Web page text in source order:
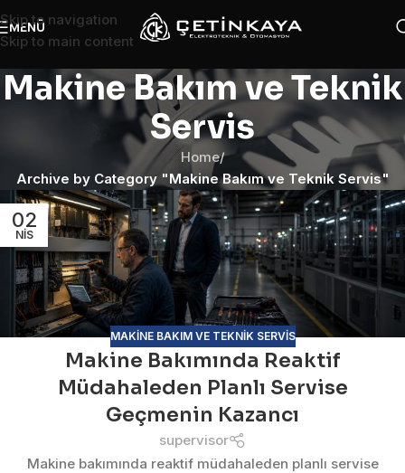
Skip to navigation
Skip to main content
MENÜ
Makine Bakım ve Teknik
Servis
Home/
Archive by Category "Makine Bakım ve Teknik Servis"
02
NIS
MAKINE BAKIM VE TEKNIK SERVIS
Makine Bakımında Reaktif
Müdahaleden Planlı Servise
Geçmenin Kazancı
supervisor
Makine bakımında reaktif müdahaleden planlı servise